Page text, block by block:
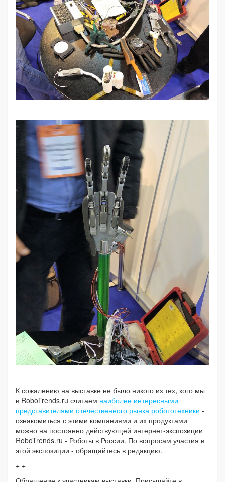
К сожалению на выставке не было никого из тех, кого мы
в RoboTrends.ru считаем наиболее интересными
представителями отечественного рынка робототехники -
ознакомиться с этими компаниями и их продуктами
можно на постоянно действующей интернет-экспозиции
RoboTrends.ru - Роботы в России. По вопросам участия в
этой экспозиции - обращайтесь в редакцию.
+ +